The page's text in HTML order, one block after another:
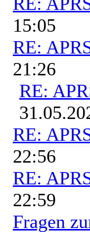
15:05
RE:
21:26
RE:
RE:
22:56
RE:
22:59
Fragen